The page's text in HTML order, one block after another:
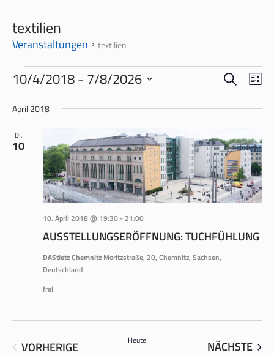
textilien
Veranstaltungen textilien
VERANSTALTUNGEN
UND
SUCHE
10/4/2018 - 7/8/2026
wählen.
April 2018
DI.
10
AUSSTELLUNGSERÖFFNUNG: TUCHFÜHLUNG
10. April 2018 @ 19:30-21:00
DAStietz Chemnitz Moritzstraße, 20, Chemnitz, Sachsen,
Deutschland
frei
VORHERIGEVERANSTALTUNGEN
Heute NÄCHSTE